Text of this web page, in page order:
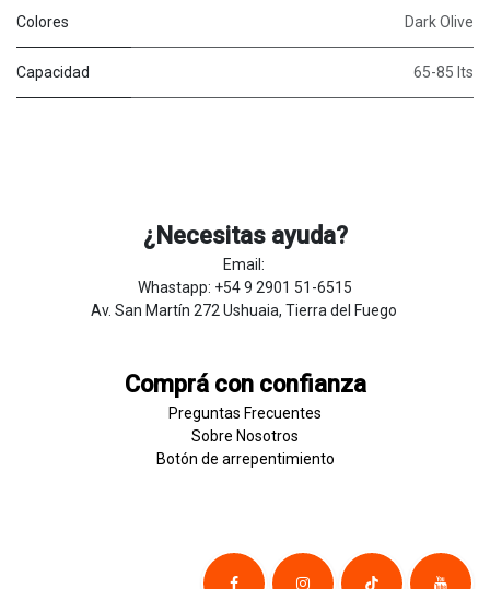
Colores Dark Olive
Capacidad 65-85 lts
¿Necesitas ayuda?
Email:
Whastapp: +54 9 2901 51-6515
Av. San Martín 272 Ushuaia, Tierra del Fuego
Comprá con confianza
Preguntas Frecuentes
Sobre Nosotros
Botón de ​arrepentim​​​iento